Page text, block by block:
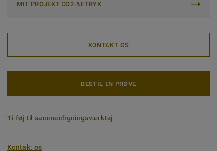
MIT PROJEKT CO2-AFTRYK
KONTAKT OS
BESTIL EN PRØVE
Tilføj til sammenligningsværktøj
Kontakt os